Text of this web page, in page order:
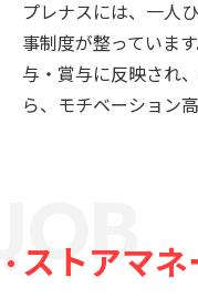
プレナスには、一人
事制度が整っていま
与・賞与に反映され
ら、モチベーション
O B
ストアマネ